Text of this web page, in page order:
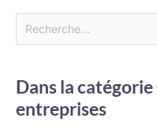
Dans la
entreprises